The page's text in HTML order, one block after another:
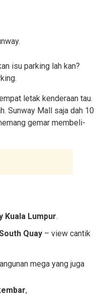
isu parking lah kan?
letak kenderaan tau.
Sunway Mall saja dah 10
gemar membeli-
Kuala Lumpur.
Quay – view cantik
mega yang juga
,